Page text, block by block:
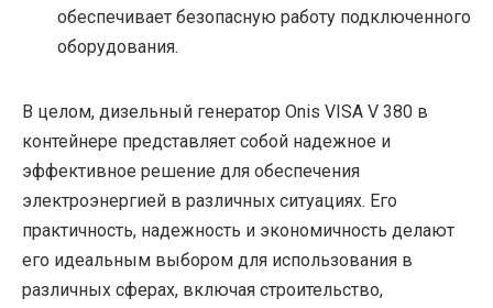
обеспечивает безопасную работу подключенного
оборудования.
В целом, дизельный генератор Onis VISA V 380 в
контейнере представляет собой надежное и
эффективное решение для обеспечения
электроэнергией в различных ситуациях. Его
практичность, надежность и экономичность делают
его идеальным выбором для использования в
различных сферах, включая строительство,